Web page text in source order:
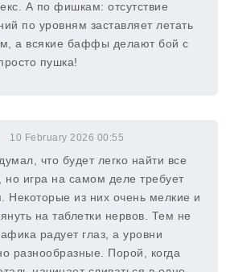
А по фишкам: отсутствие
по уровням заставляет летать
а всякие баффы делают бой с
пушка!
10 February 2026 00:55
что будет легко найти все
но игра на самом деле требует
Некоторые из них очень мелкие и
на таблетки нервов. Тем не
радует глаз, а уровни
разнообразные. Порой, когда